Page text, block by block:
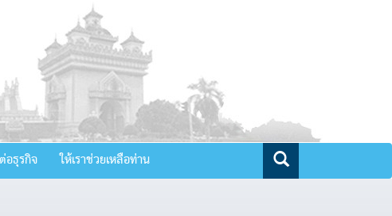
อธุรกิจ ให้เราช่วยเหลือท่าน